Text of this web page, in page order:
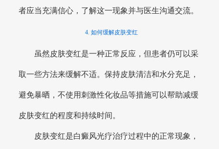
者应当充满信心，了解这一现象并与医生沟通交流。
4. 如何缓解皮肤变红
虽然皮肤变红是一种正常反应，但患者仍可以采
取一些方法来缓解不适。保持皮肤清洁和水分充足，
避免暴晒，不使用刺激性化妆品等措施可以帮助减缓
皮肤变红的程度和持续时间。
皮肤变红是白癜风光疗治疗过程中的正常现象，